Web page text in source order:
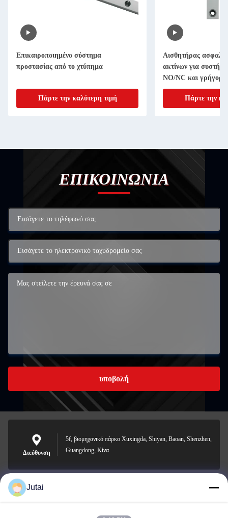
Επικαιροποιημένο σύστημα
προστασίας από το χτύπημα
Πάρτε την καλύτερη τιμή
Αισθητήρας
ακτίνων για
NO/NC και
Πάρτε την
ΕΠΙΚΟΙΝΩΝΙΑ
υποβολή
Διεύθυνση
5f, βιομηχανικό πάρκο Xuxingda, Shiyan, Baoan, Shenzhen,
Guangdong, Κίνα
jutaisales18@gmail.com
Jutai